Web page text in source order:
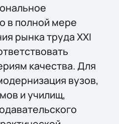
в полной мере
рынка труда XXI
качества. Для
вузов,
и училищ,